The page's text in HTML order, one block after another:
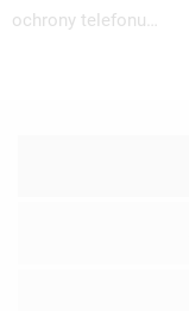
ochrony telefonu…